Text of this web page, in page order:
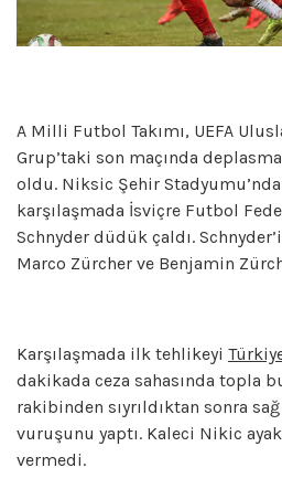
A Milli Futbol Takımı, UEFA
Grup’taki son maçında
oldu. Niksic Şehir Stadyumu’nda
karşılaşmada İsviçre Futbol
Schnyder düdük çaldı.
Marco Zürcher ve Benjamin
Karşılaşmada ilk tehlikeyi
dakikada ceza sahasında topla
rakibinden sıyrıldıktan sonra
vuruşunu yaptı. Kaleci Nikic
vermedi.